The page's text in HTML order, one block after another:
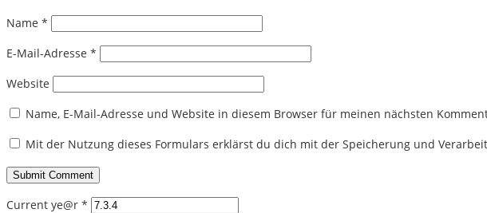
Name *
E-Mail-Adresse *
Website
Name, E-Mail-Adresse und Website in diesem Browser für meinen nächsten
Mit der Nutzung dieses Formulars erklärst du dich mit der Speicherung und
Current ye@r *